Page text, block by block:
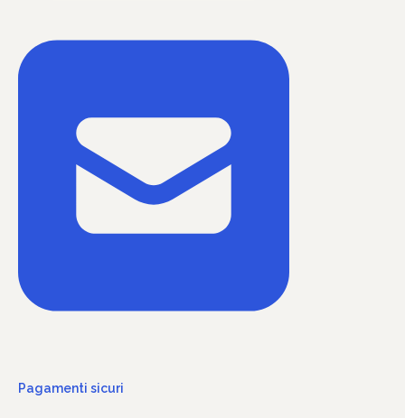
Pagamenti sicuri